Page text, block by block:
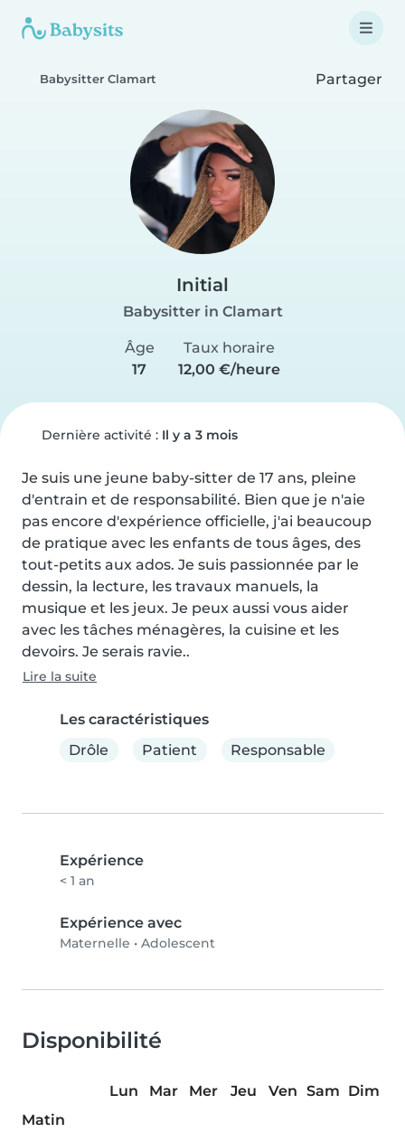
Babysitter Clamart Partager
Initial
Babysitter in Clamart
Âge
17
Taux horaire
12,00 €/heure
Dernière activité : Il y a 3 mois
Je suis une jeune baby-sitter de 17 ans, pleine
d'entrain et de responsabilité. Bien que je n'aie
pas encore d'expérience officielle, j'ai beaucoup
de pratique avec les enfants de tous âges, des
tout-petits aux ados. Je suis passionnée par le
dessin, la lecture, les travaux manuels, la
musique et les jeux. Je peux aussi vous aider
avec les tâches ménagères, la cuisine et les
devoirs. Je serais ravie..
Lire la suite
Les caractéristiques
Drôle
Patient Responsable
Expérience
< 1 an
Expérience avec
Maternelle • Adolescent
Disponibilité
Lun Mar Mer Jeu Ven Sam Dim
Matin